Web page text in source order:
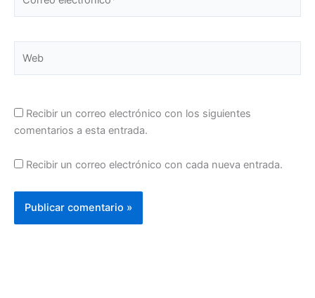
electrónico*
Recibir un correo electrónico con los siguientes
comentarios a esta entrada.
Recibir un correo electrónico con cada nueva entrada.